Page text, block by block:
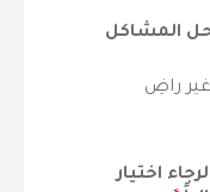
حل المشاكل
غير راضِ
اختيار